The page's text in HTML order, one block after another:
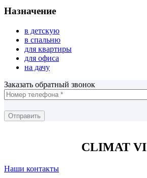
Назначение
в детскую
в спальню
для квартиры
для офиса
на дачу
Заказать обратный звонок
CLIMAT VI
Наши контакты